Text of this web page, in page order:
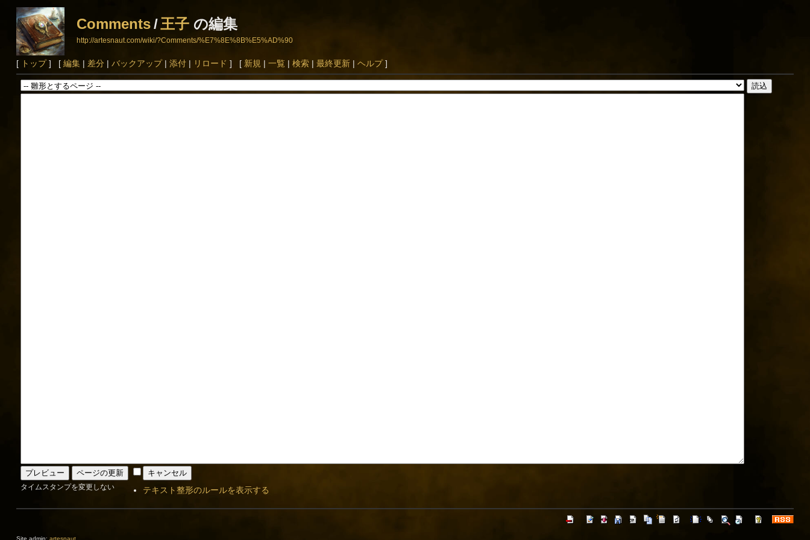
Comments/王子 の編集
http://artesnaut.com/wiki/?Comments/%E7%8E%8B%E5%AD%90
[ トップ] [ 編集| 差分| バックアップ| 添付| リロード ] [ 新規 | 一覧| 検索| 最終更新| ヘルプ]
タイムスタンプを変更しない テキスト整形のルールを表示する
Site admin: artesnaut